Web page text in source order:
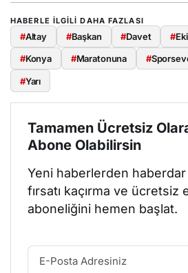
HABERLE ILGILI DAHA FAZLASI
#Altay #Başkan #Davet #
#Konya #Maratonuna #
#Yarı
Tamamen Ücretsiz
Abone Olabilirsin
Yeni haberlerden
fırsatı kaçırma ve ücretsiz
aboneliğini hemen başlat.